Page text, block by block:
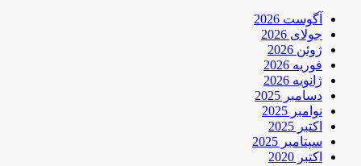
آگوست 2026
جولای 2026
ژوئن 2026
فوریه 2026
ژانویه 2026
دسامبر 2025
نوامبر 2025
اکتبر 2025
سپتامبر 2025
اکتبر 2020